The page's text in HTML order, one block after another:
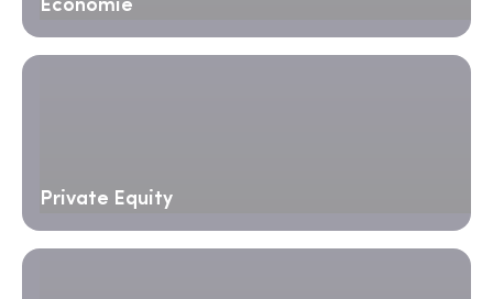
Économie
Private Equity